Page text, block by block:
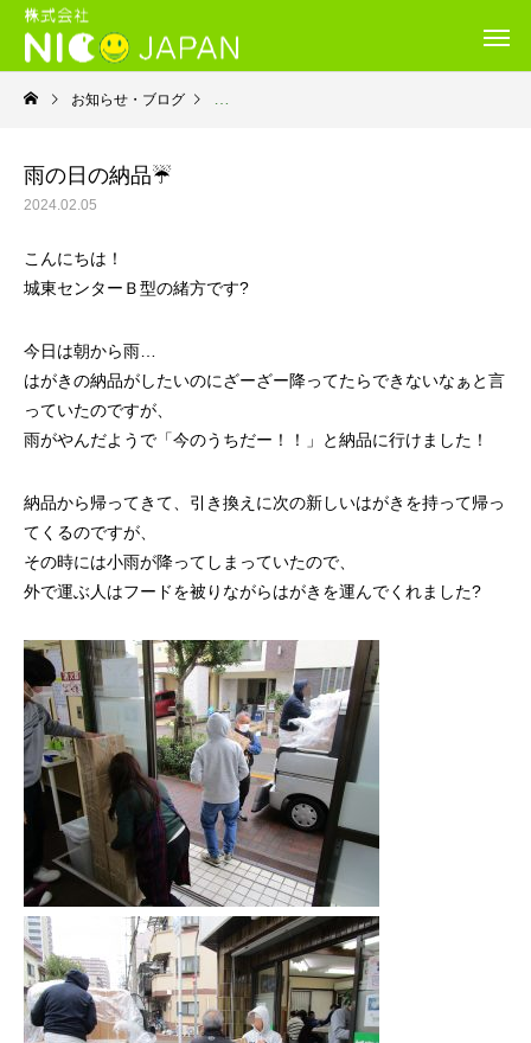
お知らせ・ブログ 就労継続支援Ｂ型・ニコサービス城東センター
雨の日の納品☔
2024.02.05
こんにちは！
城東センターＢ型の緒方です?
今日は朝から雨…
はがきの納品がしたいのにざーざー降ってたらできないなぁと言
っていたのですが、
雨がやんだようで「今のうちだー！！」と納品に行けました！
納品から帰ってきて、引き換えに次の新しいはがきを持って帰っ
てくるのですが、
その時には小雨が降ってしまっていたので、
外で運ぶ人はフードを被りながらはがきを運んでくれました?